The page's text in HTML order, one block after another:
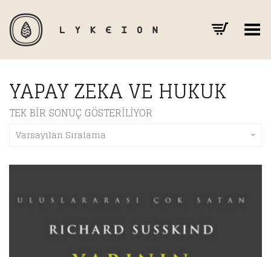
Toggle Menu
YAPAY ZEKA VE HUKUK
TEK BIR SONUÇ GÖSTERILIYOR
Varsayılan Sıralama